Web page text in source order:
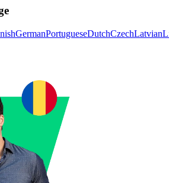
GermanPortugueseDutchCzechLatvian